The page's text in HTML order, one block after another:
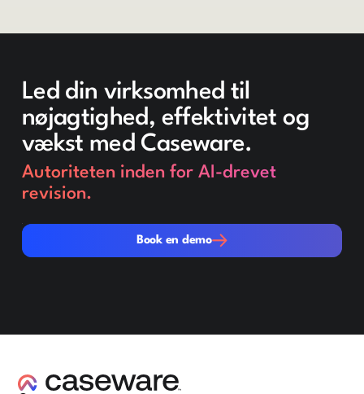
Led din virksomhed til
nøjagtighed, effektivitet og
vækst med Caseware.
Autoriteten inden for AI-drevet
revision.
Book en demo
Book en demo